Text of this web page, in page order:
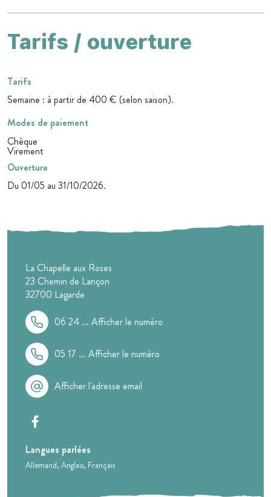
Tarifs / ouverture
Tarifs
Semaine : à partir de 400 € (selon saison).
Modes de paiement
Chèque
Virement
Ouverture
Du 01/05 au 31/10/2026.
La Chapelle aux Roses
23 Chemin de Lançon
32700 Lagarde
06 24 ... Afficher le numéro
05 17 ... Afficher le numéro
Afficher l'adresse email
Langues parlées
Allemand Anglais Français